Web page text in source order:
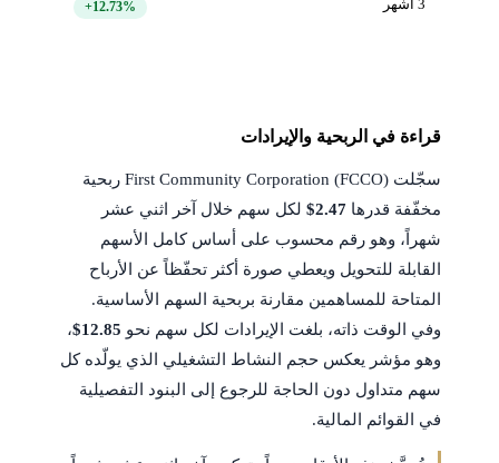
3 أشهر +12.73%
قراءة في الربحية والإيرادات
سجّلت First Community Corporation (FCCO) ربحية
مخفّفة قدرها $2.47لكل سهم خلال آخر اثني عشر
شهراً، وهو رقم محسوب على أساس كامل الأسهم
القابلة للتحويل ويعطي صورة أكثر تحفّظاً عن الأرباح
المتاحة للمساهمين مقارنة بربحية السهم الأساسية.
وفي الوقت ذاته، بلغت الإيرادات لكل سهم نحو $12.85،
وهو مؤشر يعكس حجم النشاط التشغيلي الذي يولّده كل
سهم متداول دون الحاجة للرجوع إلى البنود التفصيلية
في القوائم المالية.